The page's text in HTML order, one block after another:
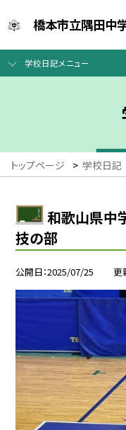
橋本市立隅田中
学校日記メニュー
トップページ > 学校日記
和歌山県中
技の部
公開日 2025/07/25 更